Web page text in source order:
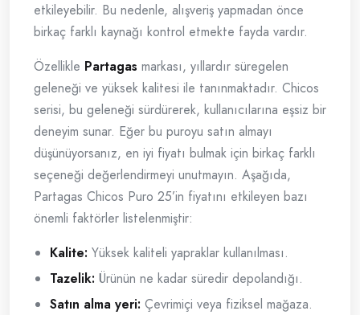
etkileyebilir. Bu nedenle, alışveriş yapmadan önce
birkaç farklı kaynağı kontrol etmekte fayda vardır.
Özellikle Partagas markası, yıllardır süregelen
geleneği ve yüksek kalitesi ile tanınmaktadır. Chicos
serisi, bu geleneği sürdürerek, kullanıcılarına eşsiz bir
deneyim sunar. Eğer bu puroyu satın almayı
düşünüyorsanız, en iyi fiyatı bulmak için birkaç farklı
seçeneği değerlendirmeyi unutmayın. Aşağıda,
Partagas Chicos Puro 25’in fiyatını etkileyen bazı
önemli faktörler listelenmiştir:
Kalite: Yüksek kaliteli yapraklar kullanılması.
Tazelik: Ürünün ne kadar süredir depolandığı.
Satın alma yeri: Çevrimiçi veya fiziksel mağaza.